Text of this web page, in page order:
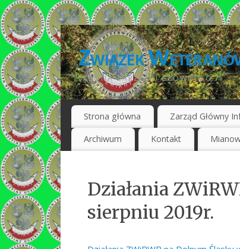
Związek
STRONA ZARZĄDU GŁÓWNEGO
Strona główna Zarząd Główny
Archiwum Kontakt
Działania
sierpniu 2019r.